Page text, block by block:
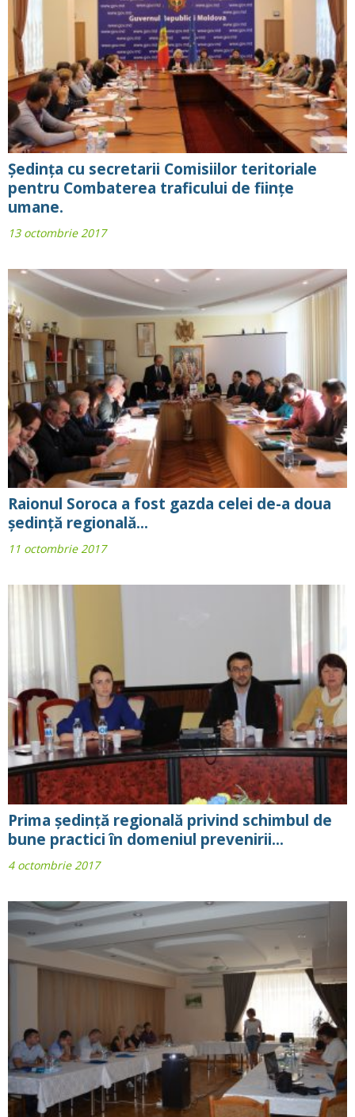
Ședința cu secretarii Comisiilor teritoriale
pentru Combaterea traficului de ființe
umane.
13 octombrie 2017
Raionul Soroca a fost gazda celei de-a doua
ședință regională...
11 octombrie 2017
Prima ședință regională privind schimbul de
bune practici în domeniul prevenirii...
4 octombrie 2017